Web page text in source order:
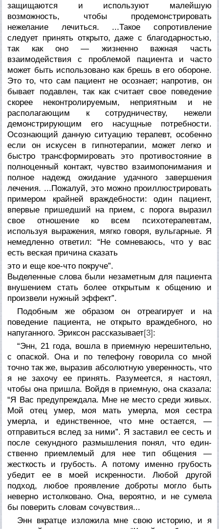
защищаются и используют малейшую
возможность, чтобы продемонстри­ровать
нежелание лечиться. ...Такое сопротивление
следует принять открыто, даже с благодарностью,
так как оно — жизненно важная часть
взаимодействия с проблемой паци­ента и часто
может быть использовано как брешь в его обороне.
Это то, что сам пациент не осознает; напротив, он
бывает подавлен, так как считает свое поведение
ско­рее неконтролируемым, неприятным и не
располагающим к сотрудничеству, нежели
демонстрирующим его насущ­ные потребности.
Осознающий данную ситуацию тера­певт, особенно
если он искусен в гипнотерапии, может легко и
быстро трансформировать это противостояние в
полноценный контакт, чувство взаимопонимания и
пол­ное надежд ожидание удачного завершения
лечения. ...По­жалуй, это можно проиллюстрировать
примером крайней враждебности: один пациент,
впервые пришедший на прием, с порога выразил
свое отношение ко всем психо­терапевтам,
используя выражения, мягко говоря, вуль­гарные. Я
немедленно ответил: “Не сомневаюсь, что у вас
есть веская причина сказать
это и еще кое-что покруче”.
Выделенные слова были незаметным для пациента
внуше­нием стать более открытым к общению и
произвели нуж­ный эффект”.
Подобным же образом он отреагирует и на
поведение паци­ента, не открыто враждебного, но
напуганного. Эриксон рас­сказывает[3]:
“Энн, 21 года, вошла в приемную нерешительно,
с опаской. Она и по телефону говорила со мной
точно так же, выразив абсолютную уверенность, что
я не захочу ее принять. Разумеется, я настоял,
чтобы она пришла. Войдя в приемную, она сказала:
“Я Вас предупреждала. Мне не место среди живых.
Мой отец умер, моя мать умерла, моя сестра
умерла, и единственное, что мне ос­тается, —
отправиться вслед за ними”. Я заставил ее сесть и
после секундного размышления понял, что един­
ственно приемлемый для нее тип общения —
жесткость и грубость. А потому именно грубость
убедит ее в моей ис­кренности. Любой другой
подход, любое проявление доброты могло быть
неверно истолковано. Она, вероят­но, и не сумела
бы поверить словам сочувствия...
Энн вкратце изложила мне свою историю, и я